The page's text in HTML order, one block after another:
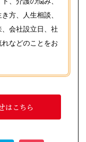
方、人生相談、
会社設立日、社
などのことをお
はこちら